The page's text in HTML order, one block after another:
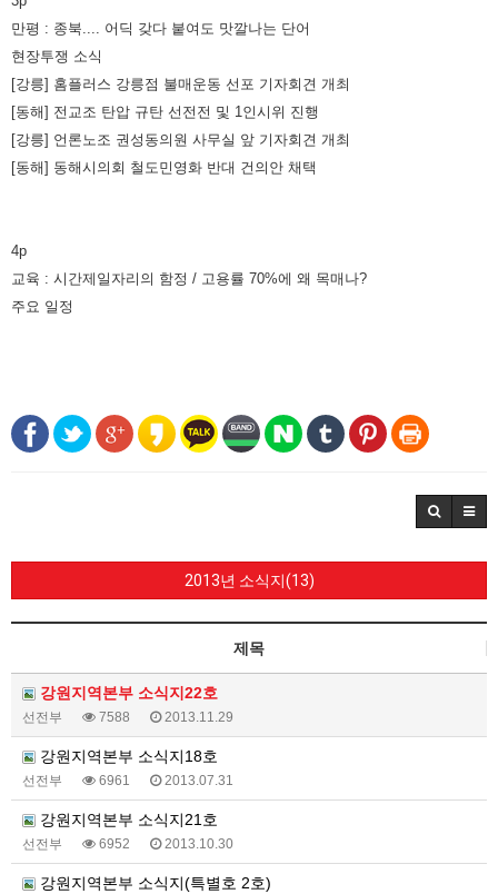
만평 : 종북.... 어딕 갖다 붙여도 맛깔나는 단어
현장투쟁 소식
[강릉] 홈플러스 강릉점 불매운동 선포 기자회견 개최
[동해] 전교조 탄압 규탄 선전전 및 1인시위 진행
[강릉] 언론노조 권성동의원 사무실 앞 기자회견 개최
[동해] 동해시의회 철도민영화 반대 건의안 채택
4p
교육 : 시간제일자리의 함정 / 고용률 70%에 왜 목매나?
주요 일정
2013년 소식지(13)
제목
강원지역본부 소식지22호
선전부 7588 2013.11.29
강원지역본부 소식지18호
선전부 6961 2013.07.31
강원지역본부 소식지21호
선전부 6952 2013.10.30
강원지역본부 소식지(특별호 2호)